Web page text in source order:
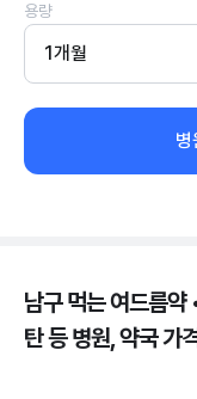
용량
1개월
병
남구 먹는 여드름약
탄 등 병원, 약국 가